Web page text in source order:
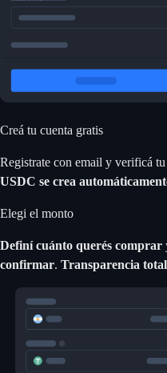
Creá tu cuenta gratis
Registrate con email y verificá
USDC se crea
Elegi el monto
Definí cuánto querés comprar
confirmar. Transparencia total